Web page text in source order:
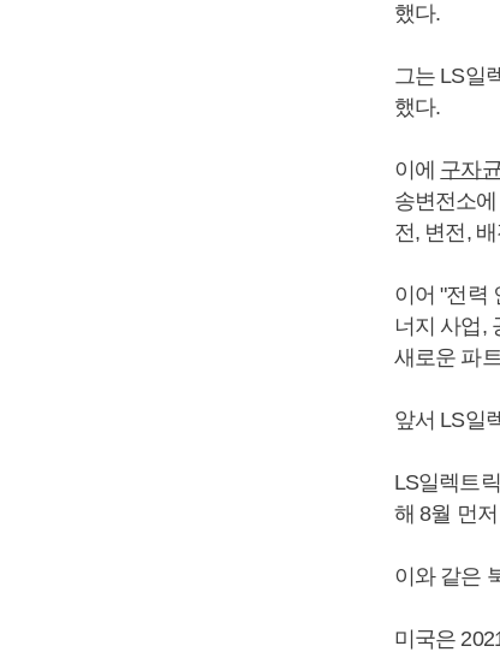
했다.
그는 LS일
했다.
이에 구자
송변전소
전, 변전,
이어 "전력
너지 사업,
새로운 파
앞서 LS일
LS일렉트
해 8월 먼
이와 같은
미국은